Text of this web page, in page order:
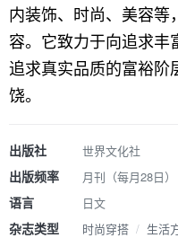
内装饰、时尚、美容等
容。它致力于向追求丰
追求真实品质的富裕阶
饶。
出版社 世界文化社
出版频率 月刊（每月28日）
语言 日文
杂志类型 时尚穿搭 / 生活